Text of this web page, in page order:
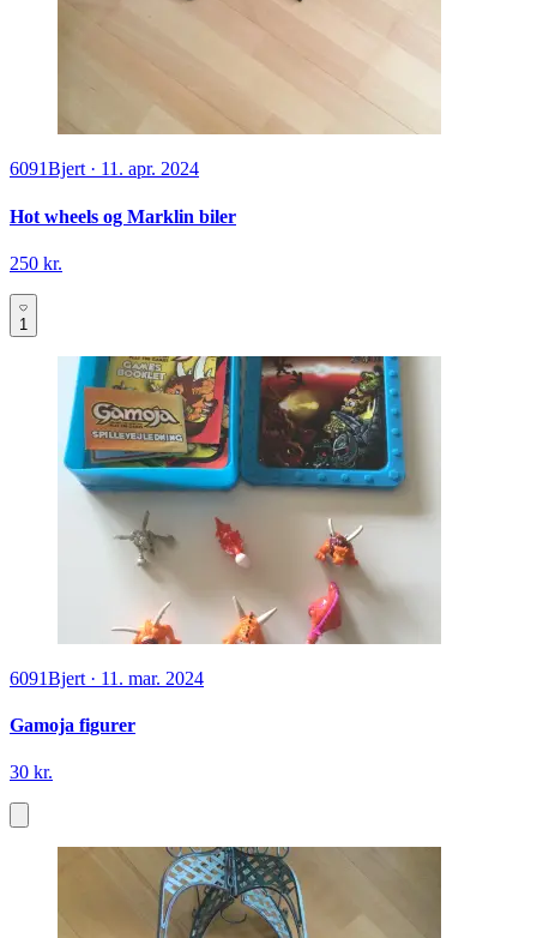
6091Bjert · 11. apr. 2024
Hot wheels og Marklin biler
250 kr.
1
6091Bjert · 11. mar. 2024
Gamoja figurer
30 kr.